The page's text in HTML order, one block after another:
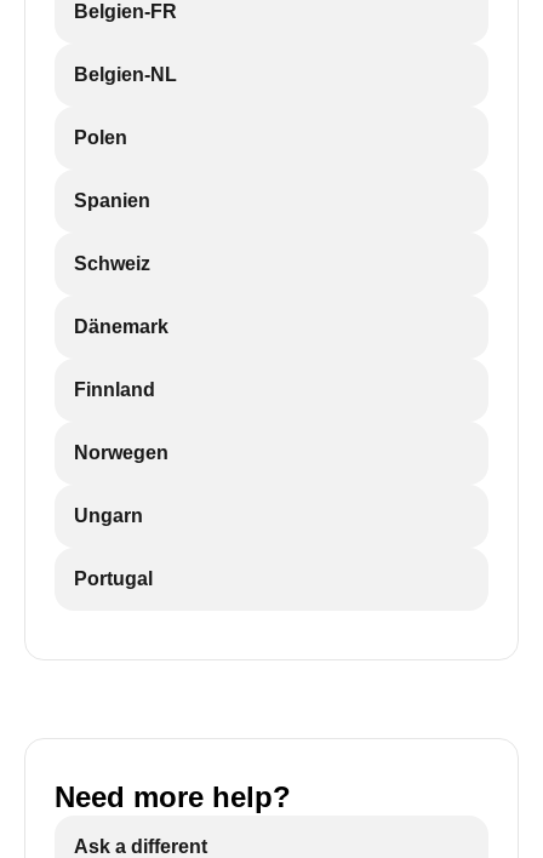
Belgien-FR
Belgien-NL
Polen
Spanien
Schweiz
Dänemark
Finnland
Norwegen
Ungarn
Portugal
Need more help?
Ask a different